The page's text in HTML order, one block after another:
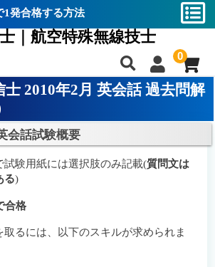
1発合格する方法
｜航空特殊無線技士
0
分析
とは？
技士とは？
特殊無線技士の違い
分析
とは？
技士とは？
特殊無線技士の違い
2010年2月 英会話 過去問解
会話試験概要
試験用紙には選択肢のみ記載(質問文は
る)
合格
るには、以下のスキルが求められま